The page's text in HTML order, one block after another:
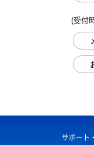
(受付
サポート